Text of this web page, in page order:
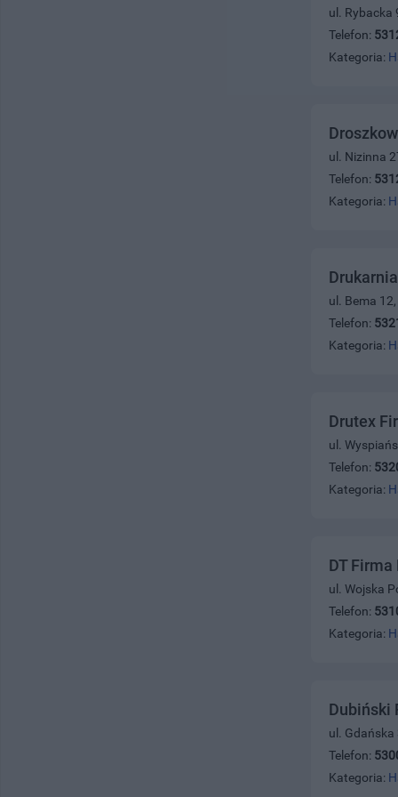
ul. Rybacka
Telefon:
Kategoria:
ul. Nizinna
Telefon:
Kategoria:
ul. Bema
Telefon:
Kategoria:
Drutex
ul.
Telefon:
Kategoria:
DT
ul. Wojska
Telefon:
Kategoria:
Dubiński
ul. Gdańska
Telefon:
Kategoria: